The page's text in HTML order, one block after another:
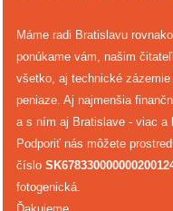
Máme radi Bratislavu
ponúkame vám, našim
všetko, aj technické
peniaze. Aj najmenšia
a s ním aj Bratislave - viac a
Podporiť nás môžete
číslo
fotogenická.